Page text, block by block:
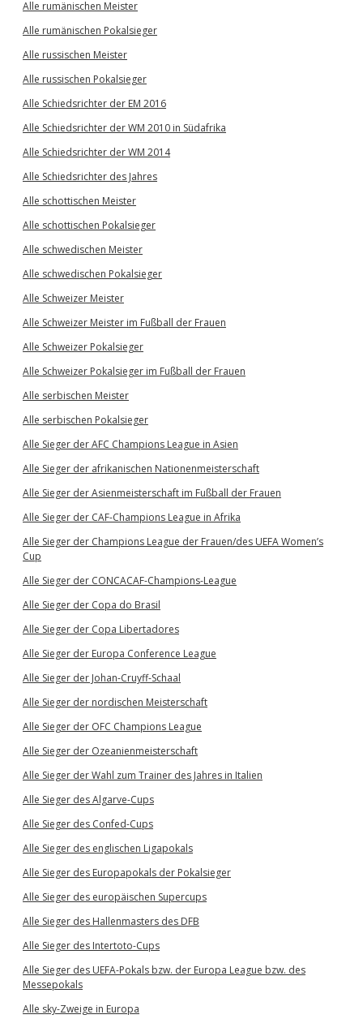
Alle rumänischen Meister
Alle rumänischen Pokalsieger
Alle russischen Meister
Alle russischen Pokalsieger
Alle Schiedsrichter der EM 2016
Alle Schiedsrichter der WM 2010 in Südafrika
Alle Schiedsrichter der WM 2014
Alle Schiedsrichter des Jahres
Alle schottischen Meister
Alle schottischen Pokalsieger
Alle schwedischen Meister
Alle schwedischen Pokalsieger
Alle Schweizer Meister
Alle Schweizer Meister im Fußball der Frauen
Alle Schweizer Pokalsieger
Alle Schweizer Pokalsieger im Fußball der Frauen
Alle serbischen Meister
Alle serbischen Pokalsieger
Alle Sieger der AFC Champions League in Asien
Alle Sieger der afrikanischen Nationenmeisterschaft
Alle Sieger der Asienmeisterschaft im Fußball der Frauen
Alle Sieger der CAF-Champions League in Afrika
Alle Sieger der Champions League der Frauen/des UEFA Women’s
Cup
Alle Sieger der CONCACAF-Champions-League
Alle Sieger der Copa do Brasil
Alle Sieger der Copa Libertadores
Alle Sieger der Europa Conference League
Alle Sieger der Johan-Cruyff-Schaal
Alle Sieger der nordischen Meisterschaft
Alle Sieger der OFC Champions League
Alle Sieger der Ozeanienmeisterschaft
Alle Sieger der Wahl zum Trainer des Jahres in Italien
Alle Sieger des Algarve-Cups
Alle Sieger des Confed-Cups
Alle Sieger des englischen Ligapokals
Alle Sieger des Europapokals der Pokalsieger
Alle Sieger des europäischen Supercups
Alle Sieger des Hallenmasters des DFB
Alle Sieger des Intertoto-Cups
Alle Sieger des UEFA-Pokals bzw. der Europa League bzw. des
Messepokals
Alle sky-Zweige in Europa